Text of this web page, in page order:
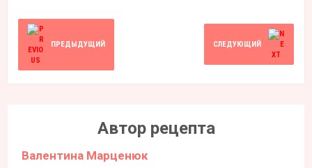
ПРЕДЫДУЩИЙ СЛЕДУЮЩИЙ
Автор рецепта
Валентина Марценюк